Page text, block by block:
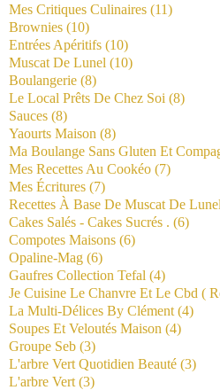
Mes Critiques Culinaires (11)
Brownies (10)
Entrées Apéritifs (10)
Muscat De Lunel (10)
Boulangerie (8)
Le Local Prêts De Chez Soi (8)
Sauces (8)
Yaourts Maison (8)
Ma Boulange Sans Gluten Et
Mes Recettes Au Cookéo (7)
Mes Écritures (7)
Recettes À Base De Muscat De
Cakes Salés - Cakes Sucrés . (6)
Compotes Maisons (6)
Opaline-Mag (6)
Gaufres Collection Tefal (4)
Je Cuisine Le Chanvre Et Le Cbd (
La Multi-Délices By Clément (4)
Soupes Et Veloutés Maison (4)
Groupe Seb (3)
L'arbre Vert Quotidien Beauté (3)
L'arbre Vert (3)